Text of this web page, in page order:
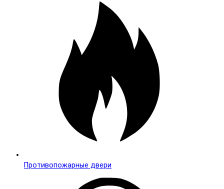
Противопожарные двери